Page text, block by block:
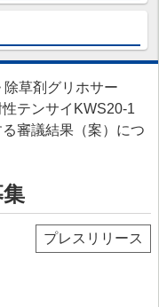
除草剤グリホサー
テンサイKWS20-1
審議結果（案）につ
プレスリリース